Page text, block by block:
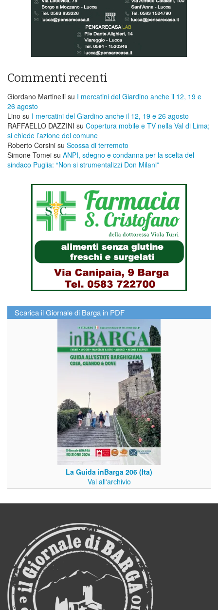
Commenti recenti
Giordano Martinelli su I mercatini del Giardino anche il 12, 19 e
26 agosto
Lino su I mercatini del Giardino anche il 12, 19 e 26 agosto
RAFFAELLO DAZZINI su ​Copertura mobile e TV nella Val di Lima;
si chiede l’azione del comune
Roberto Corsini su Scossa di terremoto
Simone Tomei su ANPI, sdegno e condanna per la scelta del
sindaco Puglia: “Non si strumentalizzi Don Milani”
Scarica il Giornale di Barga in PDF
La Guida inBarga 206 (Ita)
Vai all'archivio